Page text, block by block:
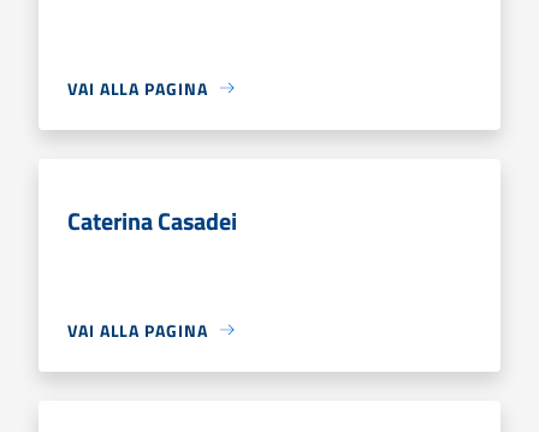
VAI ALLA PAGINA
Caterina Casadei
VAI ALLA PAGINA